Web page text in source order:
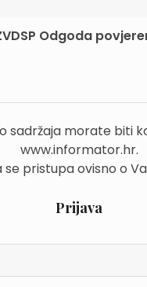
Odgoda
sadržaja morate biti
www.informator.hr.
se pristupa ovisno o
Prijava